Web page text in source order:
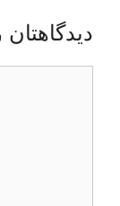
دیدگاهتان